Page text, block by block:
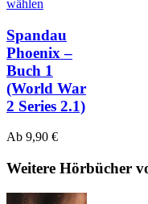
wählen
Spandau
Phoenix –
Buch 1
(World War
2 Series 2.1)
Ab 9,90 €
Weitere Hörbücher